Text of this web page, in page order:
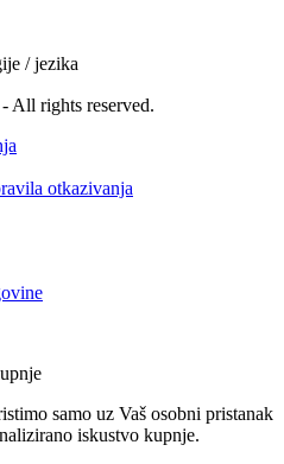
/ jezika
- All rights reserved.
otkazivanja
samo uz Vaš osobni pristanak
iskustvo kupnje.